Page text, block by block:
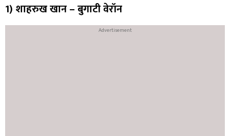
1) शाहरुख खान – बुगाटी वेरॉन